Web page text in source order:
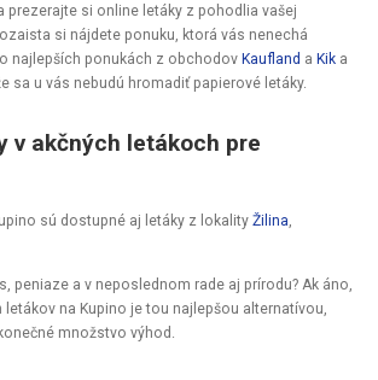
prezerajte si online letáky z pohodlia vašej
si nájdete ponuku, ktorá vás nenechá
najlepších ponukách z obchodov Kaufland a Kik a
sa u vás nebudú hromadiť papierové letáky.
v akčných letákoch pre
sú dostupné aj letáky z lokality Žilina,
peniaze a v neposlednom rade aj prírodu? Ak áno,
letákov na Kupino je tou najlepšou alternatívou,
množstvo výhod.